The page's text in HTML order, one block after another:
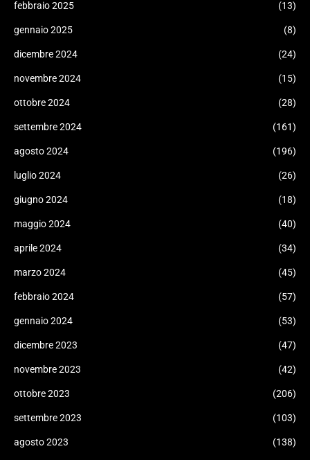
febbraio 2025 (13)
gennaio 2025 (8)
dicembre 2024 (24)
novembre 2024 (15)
ottobre 2024 (28)
settembre 2024 (161)
agosto 2024 (196)
luglio 2024 (26)
giugno 2024 (18)
maggio 2024 (40)
aprile 2024 (34)
marzo 2024 (45)
febbraio 2024 (57)
gennaio 2024 (53)
dicembre 2023 (47)
novembre 2023 (42)
ottobre 2023 (206)
settembre 2023 (103)
agosto 2023 (138)